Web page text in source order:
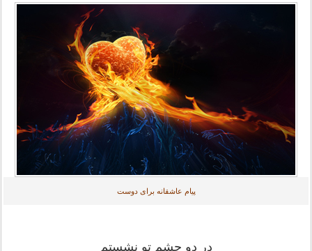
پیام عاشقانه برای دوست
در دو چشمِ تو نشستم